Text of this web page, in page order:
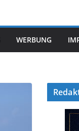
WERBUNG